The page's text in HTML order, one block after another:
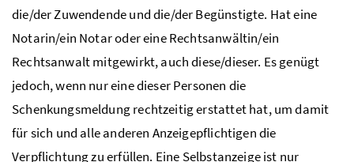
die/der Zuwendende und die/der Begünstigte. Hat eine
Notarin/ein Notar oder eine Rechtsanwältin/ein
Rechtsanwalt mitgewirkt, auch diese/dieser. Es genügt
jedoch, wenn nur eine dieser Personen die
Schenkungsmeldung rechtzeitig erstattet hat, um damit
für sich und alle anderen Anzeigepflichtigen die
Verpflichtung zu erfüllen. Eine Selbstanzeige ist nur